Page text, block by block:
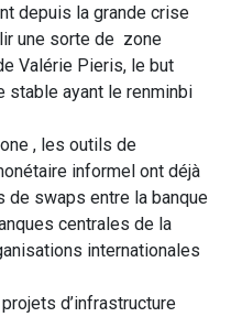
depuis la grande crise
une sorte de zone
Valérie Pieris, le but
stable ayant le renminbi
, les outils de
informel ont déjà
de swaps entre la banque
centrales de la
internationales
d’infrastructure